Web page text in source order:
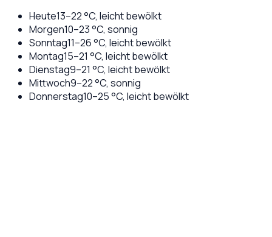
Heute13–22°C, leicht bewölkt
Morgen10–23°C, sonnig
Sonntag11–26°C, leicht bewölkt
Montag15–21 °C, leicht bewölkt
Dienstag9–21 °C, leicht bewölkt
Mittwoch9–22°C, sonnig
Donnerstag10–25°C, leicht bewölkt